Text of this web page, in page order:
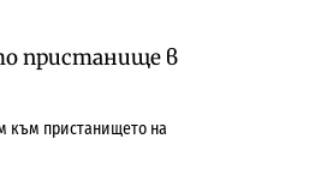
пристанище в
към пристанището на